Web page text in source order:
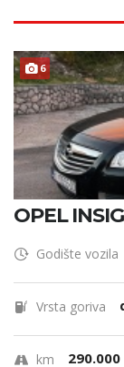
6
OPEL
Godište vozila
Vrsta goriva
km 290.000